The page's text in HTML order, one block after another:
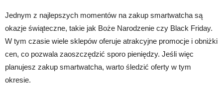
Jednym z najlepszych momentów na zakup smartwatcha są
okazje świąteczne, takie jak Boże Narodzenie czy Black Friday.
W tym czasie wiele sklepów oferuje atrakcyjne promocje i obniżki
cen, co pozwala zaoszczędzić sporo pieniędzy. Jeśli więc
planujesz zakup smartwatcha, warto śledzić oferty w tym
okresie.